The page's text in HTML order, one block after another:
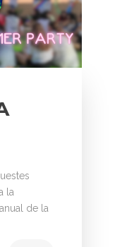
la
de la